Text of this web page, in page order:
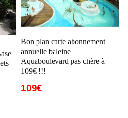
Bon plan carte abonnement
annuelle baleine
Aquaboulevard pas chère à
109€ !!!
109€